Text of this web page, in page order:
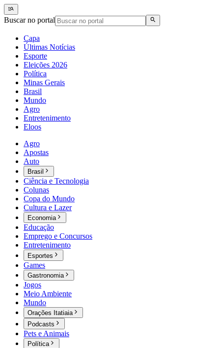
Buscar no portal
Capa
Últimas Notícias
Esporte
Eleições 2026
Política
Minas Gerais
Brasil
Mundo
Agro
Entretenimento
Eloos
Agro
Apostas
Auto
Brasil
Ciência e Tecnologia
Colunas
Copa do Mundo
Cultura e Lazer
Economia
Educação
Emprego e Concursos
Entretenimento
Esportes
Games
Gastronomia
Jogos
Meio Ambiente
Mundo
Orações Itatiaia
Podcasts
Pets e Animais
Política